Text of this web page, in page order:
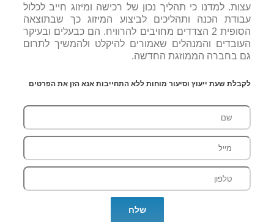
עצות. למדנו כי תהליך נכון של רכישה ומיזוג חייב לכלול
עבודת הכנה ותהליכים לביצוע המיזוג כך שבתוצאה
הסופית 2 הצדדים מחויבים להרוויח. הם כבעלים ובעיקר
העובדים והמנהלים שאמורים להיקלט ולהמשיך לתרום
גם בחברה הממוזגת החדשה.
לקבלת שעת ייעוץ וסיעור מוחות ללא התחייבות אנא הזן את הפרטים